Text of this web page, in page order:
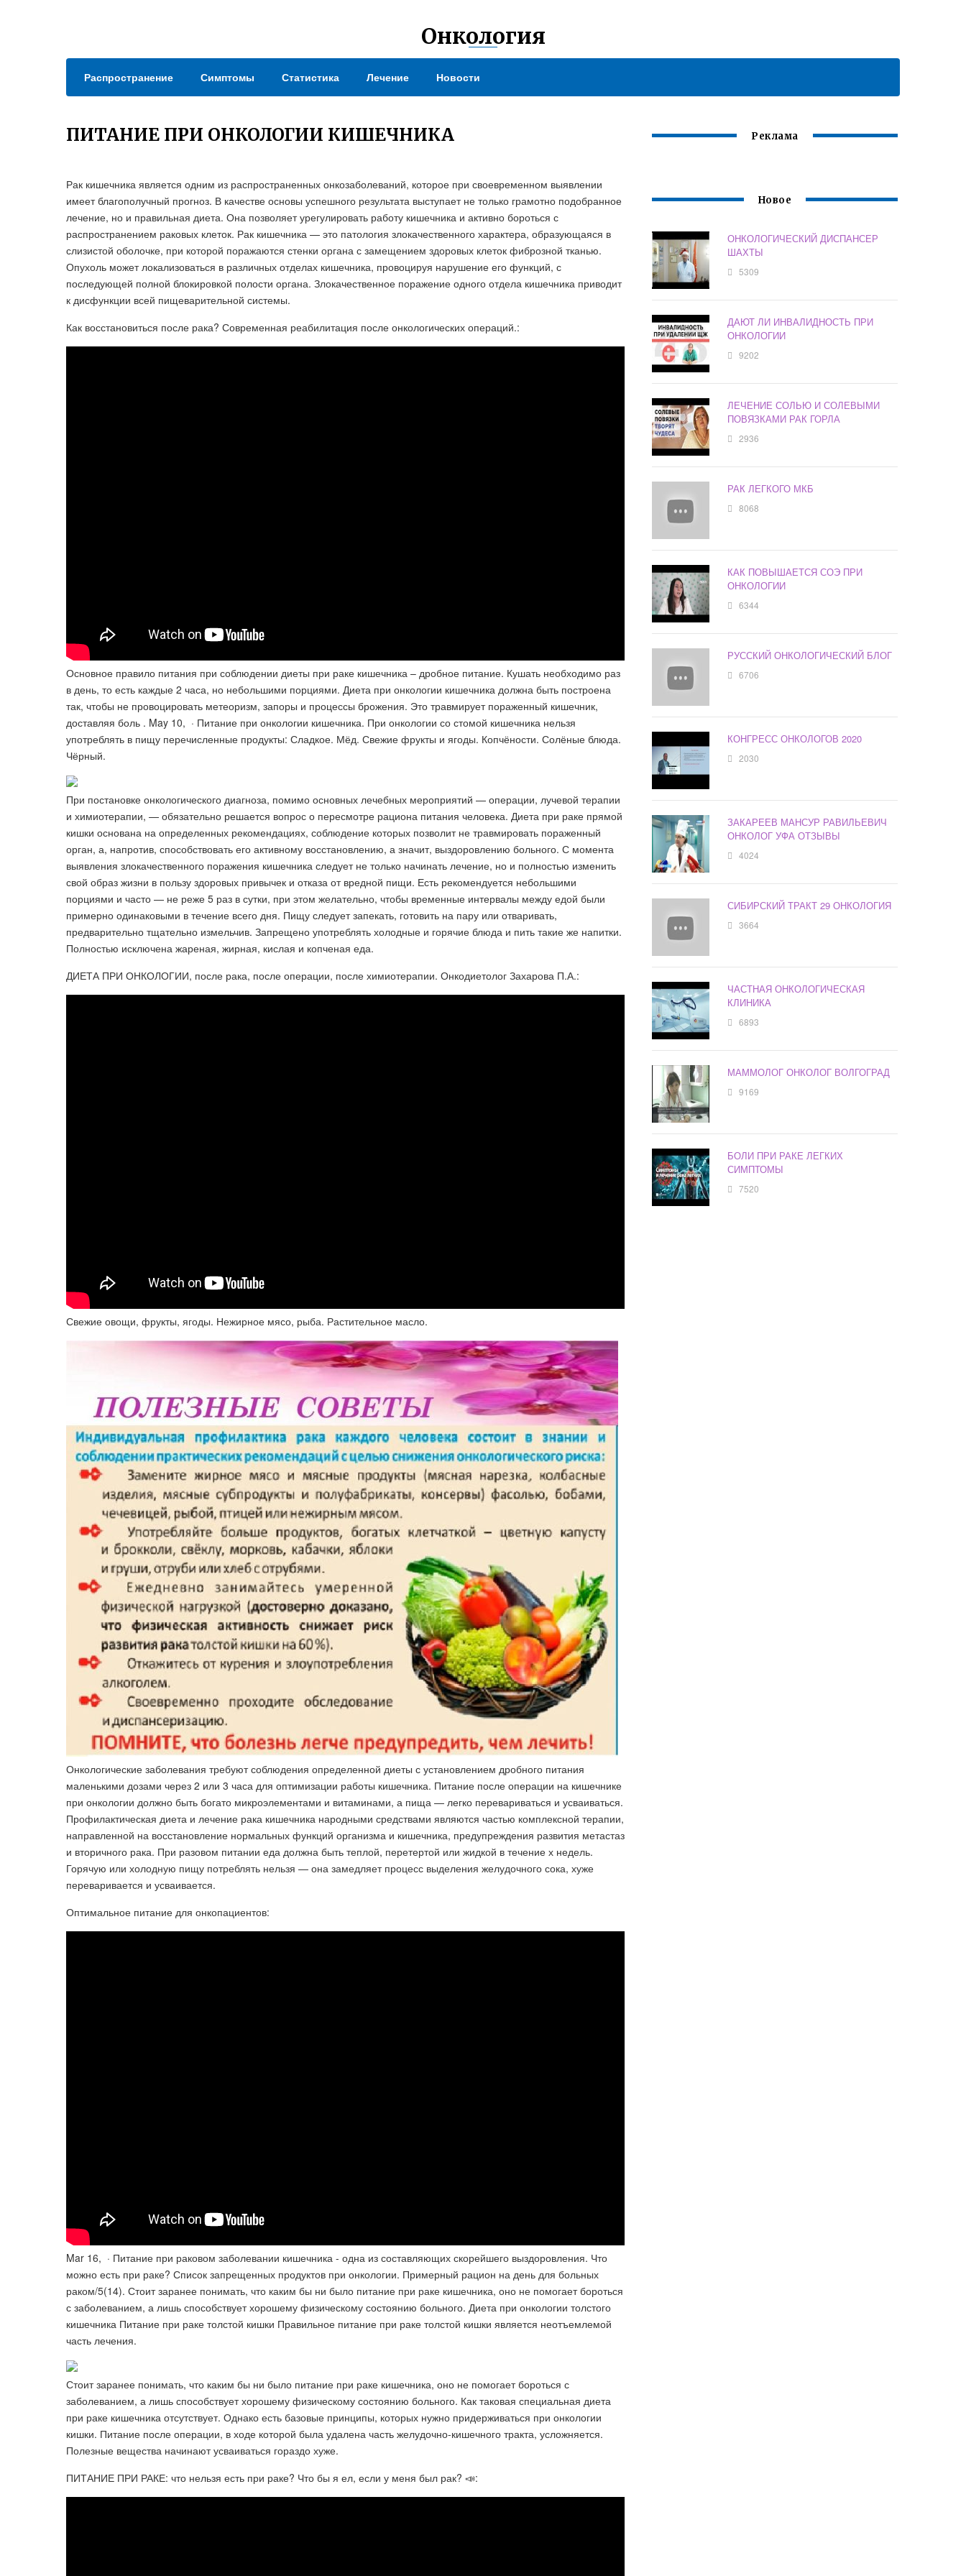
Онкология
Распространение Симптомы Статистика Лечение Новости
ПИТАНИЕ ПРИ ОНКОЛОГИИ КИШЕЧНИКА
Рак кишечника является одним из распространенных онкозаболеваний, которое при своевременном выявлении
имеет благополучный прогноз. В качестве основы успешного результата выступает не только грамотно подобранное
лечение, но и правильная диета. Она позволяет урегулировать работу кишечника и активно бороться с
распространением раковых клеток. Рак кишечника — это патология злокачественного характера, образующаяся в
слизистой оболочке, при которой поражаются стенки органа с замещением здоровых клеток фиброзной тканью.
Опухоль может локализоваться в различных отделах кишечника, провоцируя нарушение его функций, с
последующей полной блокировкой полости органа. Злокачественное поражение одного отдела кишечника приводит
к дисфункции всей пищеварительной системы.
Как восстановиться после рака? Современная реабилитация после онкологических операций.:
Основное правило питания при соблюдении диеты при раке кишечника – дробное питание. Кушать необходимо раз
в день, то есть каждые 2 часа, но небольшими порциями. Диета при онкологии кишечника должна быть построена
так, чтобы не провоцировать метеоризм, запоры и процессы брожения. Это травмирует пораженный кишечник,
доставляя боль . May 10, · Питание при онкологии кишечника. При онкологии со стомой кишечника нельзя
употреблять в пищу перечисленные продукты: Сладкое. Мёд. Свежие фрукты и ягоды. Копчёности. Солёные блюда.
Чёрный.
При постановке онкологического диагноза, помимо основных лечебных мероприятий — операции, лучевой терапии
и химиотерапии, — обязательно решается вопрос о пересмотре рациона питания человека. Диета при раке прямой
кишки основана на определенных рекомендациях, соблюдение которых позволит не травмировать пораженный
орган, а, напротив, способствовать его активному восстановлению, а значит, выздоровлению больного. С момента
выявления злокачественного поражения кишечника следует не только начинать лечение, но и полностью изменить
свой образ жизни в пользу здоровых привычек и отказа от вредной пищи. Есть рекомендуется небольшими
порциями и часто — не реже 5 раз в сутки, при этом желательно, чтобы временные интервалы между едой были
примерно одинаковыми в течение всего дня. Пищу следует запекать, готовить на пару или отваривать,
предварительно тщательно измельчив. Запрещено употреблять холодные и горячие блюда и пить такие же напитки.
Полностью исключена жареная, жирная, кислая и копченая еда.
ДИЕТА ПРИ ОНКОЛОГИИ, после рака, после операции, после химиотерапии. Онкодиетолог Захарова П.А.:
Свежие овощи, фрукты, ягоды. Нежирное мясо, рыба. Растительное масло.
Онкологические заболевания требуют соблюдения определенной диеты с установлением дробного питания
маленькими дозами через 2 или 3 часа для оптимизации работы кишечника. Питание после операции на кишечнике
при онкологии должно быть богато микроэлементами и витаминами, а пища — легко перевариваться и усваиваться.
Профилактическая диета и лечение рака кишечника народными средствами являются частью комплексной терапии,
направленной на восстановление нормальных функций организма и кишечника, предупреждения развития метастаз
и вторичного рака. При разовом питании еда должна быть теплой, перетертой или жидкой в течение х недель.
Горячую или холодную пищу потреблять нельзя — она замедляет процесс выделения желудочного сока, хуже
переваривается и усваивается.
Оптимальное питание для онкопациентов:
Mar 16, · Питание при раковом заболевании кишечника - одна из составляющих скорейшего выздоровления. Что
можно есть при раке? Список запрещенных продуктов при онкологии. Примерный рацион на день для больных
раком/5(14). Стоит заранее понимать, что каким бы ни было питание при раке кишечника, оно не помогает бороться
с заболеванием, а лишь способствует хорошему физическому состоянию больного. Диета при онкологии толстого
кишечника Питание при раке толстой кишки Правильное питание при раке толстой кишки является неотъемлемой
часть лечения.
Стоит заранее понимать, что каким бы ни было питание при раке кишечника, оно не помогает бороться с
заболеванием, а лишь способствует хорошему физическому состоянию больного. Как таковая специальная диета
при раке кишечника отсутствует. Однако есть базовые принципы, которых нужно придерживаться при онкологии
кишки. Питание после операции, в ходе которой была удалена часть желудочно-кишечного тракта, усложняется.
Полезные вещества начинают усваиваться гораздо хуже.
ПИТАНИЕ ПРИ РАКЕ: что нельзя есть при раке? Что бы я ел, если у меня был рак? 📣:
Реклама
Новое
ОНКОЛОГИЧЕСКИЙ ДИСПАНСЕР
ШАХТЫ
5309
ДАЮТ ЛИ ИНВАЛИДНОСТЬ ПРИ
ОНКОЛОГИИ
9202
ЛЕЧЕНИЕ СОЛЬЮ И СОЛЕВЫМИ
ПОВЯЗКАМИ РАК ГОРЛА
2936
РАК ЛЕГКОГО МКБ
8068
КАК ПОВЫШАЕТСЯ СОЭ ПРИ
ОНКОЛОГИИ
6344
РУССКИЙ ОНКОЛОГИЧЕСКИЙ БЛОГ
6706
КОНГРЕСС ОНКОЛОГОВ 2020
2030
ЗАКАРЕЕВ МАНСУР РАВИЛЬЕВИЧ
ОНКОЛОГ УФА ОТЗЫВЫ
4024
СИБИРСКИЙ ТРАКТ 29 ОНКОЛОГИЯ
3664
ЧАСТНАЯ ОНКОЛОГИЧЕСКАЯ
КЛИНИКА
6893
МАММОЛОГ ОНКОЛОГ ВОЛГОГРАД
9169
БОЛИ ПРИ РАКЕ ЛЕГКИХ
СИМПТОМЫ
7520